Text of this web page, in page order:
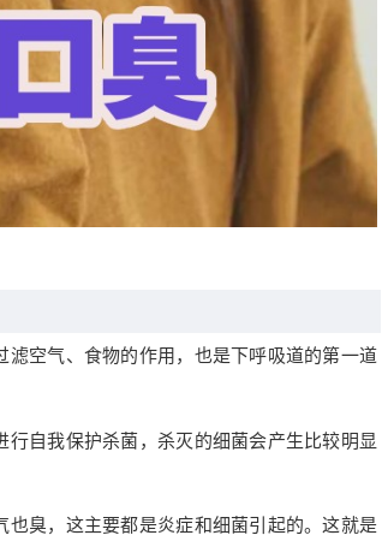
空气、食物的作用，也是下呼吸道的第一道
自我保护杀菌，杀灭的细菌会产生比较明显
臭，这主要都是炎症和细菌引起的。这就是